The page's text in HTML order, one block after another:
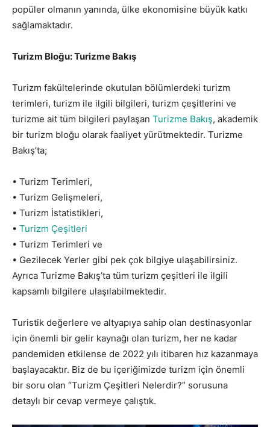
popüler olmanın yanında, ülke ekonomisine büyük katkı
sağlamaktadır.
Turizm Bloğu: Turizme Bakış
Turizm fakültelerinde okutulan bölümlerdeki turizm
terimleri, turizm ile ilgili bilgileri, turizm çeşitlerini ve
turizme ait tüm bilgileri paylaşan Turizme Bakış, akademik
bir turizm bloğu olarak faaliyet yürütmektedir. Turizme
Bakış’ta;
• Turizm Terimleri,
• Turizm Gelişmeleri,
• Turizm İstatistikleri,
• Turizm Çeşitleri
• Turizm Terimleri ve
• Gezilecek Yerler gibi pek çok bilgiye ulaşabilirsiniz.
Ayrıca Turizme Bakış’ta tüm turizm çeşitleri ile ilgili
kapsamlı bilgilere ulaşılabilmektedir.
Turistik değerlere ve altyapıya sahip olan destinasyonlar
için önemli bir gelir kaynağı olan turizm, her ne kadar
pandemiden etkilense de 2022 yılı itibaren hız kazanmaya
başlayacaktır. Biz de bu içeriğimizde turizm için önemli
bir soru olan “Turizm Çeşitleri Nelerdir?” sorusuna
detaylı bir cevap vermeye çalıştık.